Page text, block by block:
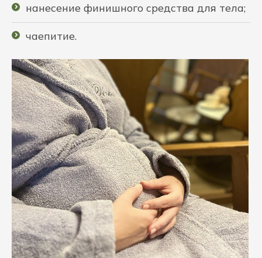
нанесение финишного средства для тела;
чаепитие.